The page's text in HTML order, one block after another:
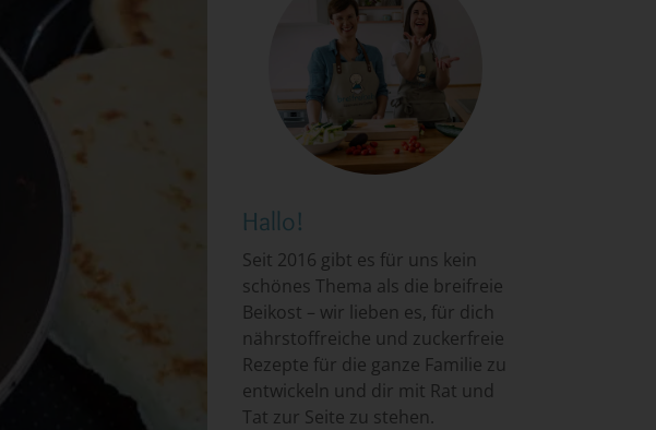
Hallo!
Seit 2016 gibt es für uns kein
schönes Thema als die breifreie
Beikost – wir lieben es, für dich
nährstoffreiche und zuckerfreie
Rezepte für die ganze Familie zu
entwickeln und dir mit Rat und
Tat zur Seite zu stehen.